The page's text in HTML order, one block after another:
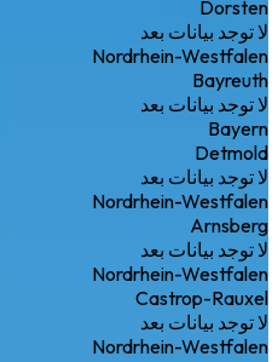
Dorsten
لا توجد بيانات بعد
Nordrhein-Westfalen
Bayreuth
لا توجد بيانات بعد
Bayern
Detmold
لا توجد بيانات بعد
Nordrhein-Westfalen
Arnsberg
لا توجد بيانات بعد
Nordrhein-Westfalen
Castrop-Rauxel
لا توجد بيانات بعد
Nordrhein-Westfalen